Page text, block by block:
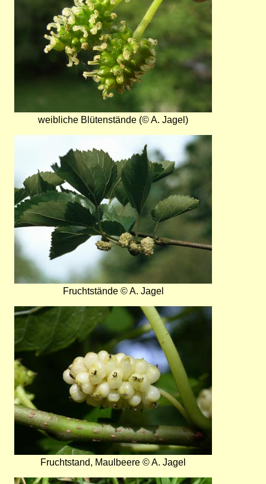
weibliche Blütenstände (© A. Jagel)
Fruchtstände © A. Jagel
Bild
Fruchtstand, Maulbeere © A. Jagel